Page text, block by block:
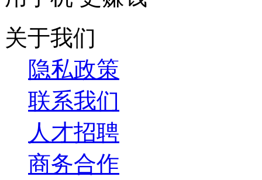
关于我们
隐私政策
联系我们
人才招聘
商务合作